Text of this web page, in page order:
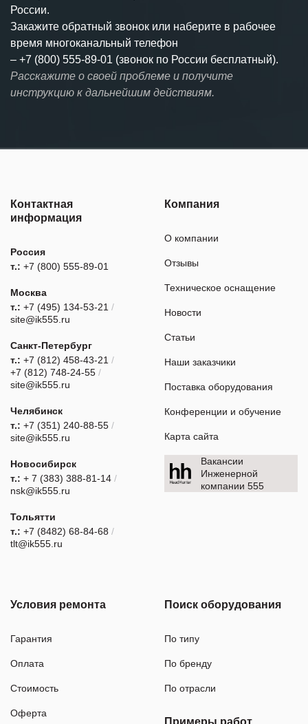
России.
Закажите обратный звонок или наберите в рабочее
время многоканальный телефон
– +7 (800) 555-89-01 (звонок по России бесплатный).
Расскажите о своей проблеме и получите
инструкцию к дальнейшим действиям.
Контактная
информация
Россия
т.: +7 (800) 555-89-01
Москва
т.: +7 (495) 134-53-21 /
site@ik555.ru
Санкт-Петербург
т.: +7 (812) 458-43-21 /
+7 (812) 748-24-55 /
site@ik555.ru
Челябинск
т.: +7 (351) 240-88-55 /
site@ik555.ru
Новосибирск
т.: + 7 (383) 388-81-14 /
nsk@ik555.ru
Тольятти
т.: +7 (8482) 68-84-68 /
tlt@ik555.ru
Компания
О компании
Отзывы
Техническое оснащение
Новости
Статьи
Наши заказчики
Поставка оборудования
Конференции и обучение
Карта сайта
Вакансии
Инженерной
компании 555
Условия ремонта
Гарантия
Оплата
Стоимость
Оферта
Поиск оборудования
По типу
По бренду
По отрасли
Примеры работ